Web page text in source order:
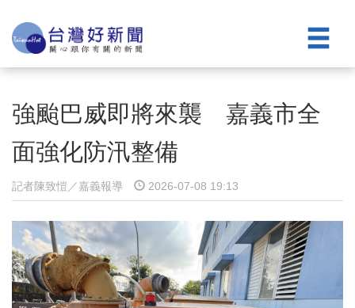
強颱巴威即將來襲 嘉義市全
面強化防汛整備
記者陳致愷／嘉義報導 2026-07-08 19:13